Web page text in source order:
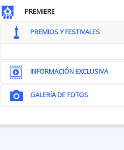
PREMIERE
PREMIOS Y FESTIVALES
INFORMACIÓN EXCLUSIVA
NOTAS DEL DIRECTOR...
El guion de Omaha, de Robert
GALERÍA DE FOTOS